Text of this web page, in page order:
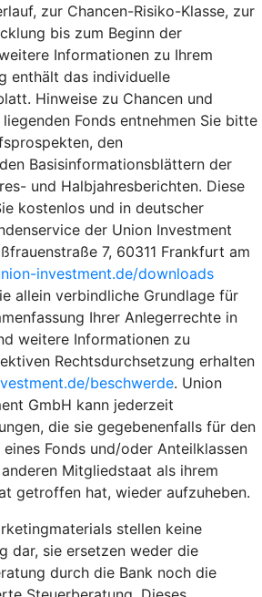
zur Chancen-Risiko-Klasse, zur
bis zum Beginn der
Informationen zu Ihrem
enthält das individuelle
Hinweise zu Chancen und
Fonds entnehmen Sie bitte
den
Basisinformationsblättern der
und Halbjahresberichten. Diese
kostenlos und in deutscher
der Union Investment
7, 60311 Frankfurt am
investment.de/downloads
allein verbindliche Grundlage für
Ihrer Anlegerrechte in
weitere Informationen zu
Rechtsdurchsetzung erhalten
beschwerde. Union
GmbH kann jederzeit
die sie gegebenenfalls für den
Fonds und/oder Anteilklassen
Mitgliedstaat als ihrem
getroffen hat, wieder aufzuheben.
stellen keine
dar, sie ersetzen weder die
durch die Bank noch die